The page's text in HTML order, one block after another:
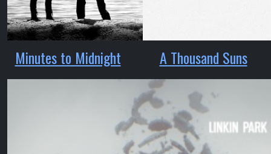
Minutes to Midnight A Thousand Suns